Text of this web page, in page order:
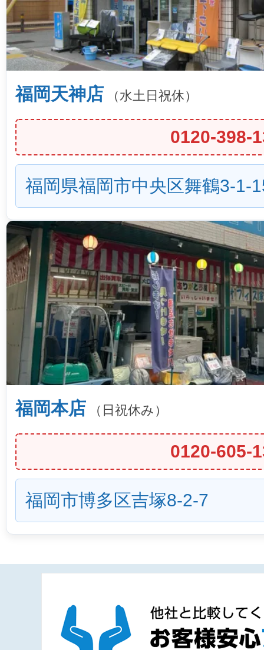
福岡天神店 （水土日祝休）
0120-398-
福岡県福岡市中央区舞鶴3-1-
福岡本店 （日祝休み）
0120-605-
福岡市博多区吉塚8-2-7